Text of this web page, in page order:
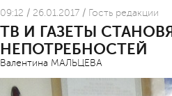
09:12 / 26.01.2017 / Гость редакции
ТВ И ГАЗЕТЫ
НЕПОТРЕБНОСТЕЙ
Валентина МАЛЬЦЕВА